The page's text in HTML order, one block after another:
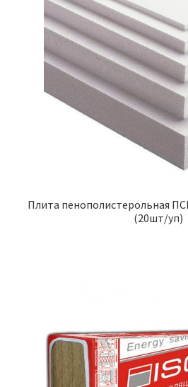
Плита пенополистерольная
(20шт/уп)